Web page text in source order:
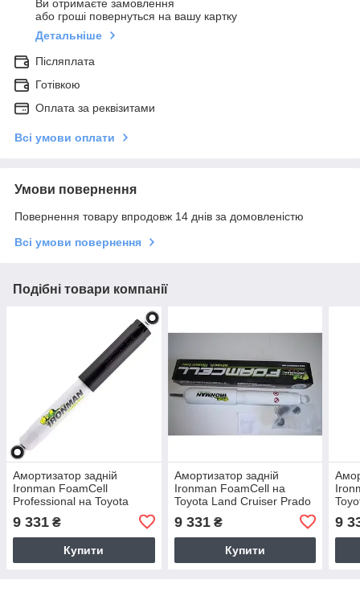
Ви отримаєте замовлення
або гроші повернуться на вашу картку
Детальніше
Післяплата
Готівкою
Оплата за реквізитами
Всі умови оплати
Умови повернення
Повернення товару впродовж 14 днів за домовленістю
Всі умови повернення
Подібні товари компанії
Амортизатор задній
Ironman FoamCell
Professional на Toyota
Hilux, Land Cruiser 60, 70
масляний 24650FEP
9 331 ₴
Купити
Амортизатор задній
Ironman FoamCell на
Toyota Land Cruiser Prado
90, 95 масляний 24661FE
9 331₴
Купити
9